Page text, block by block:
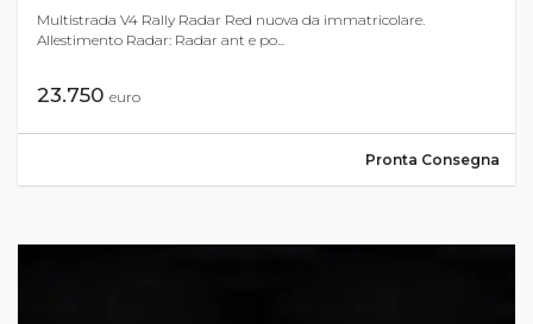
Multistrada V4 Rally Radar Red nuova da immatricolare.
Allestimento Radar: Radar ant e po...
23.750 euro
Pronta Consegna